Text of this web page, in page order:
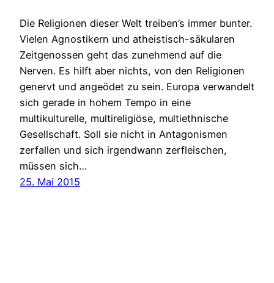
Die Religionen dieser Welt treiben’s immer bunter.
Vielen Agnostikern und atheistisch-säkularen
Zeitgenossen geht das zunehmend auf die
Nerven. Es hilft aber nichts, von den Religionen
genervt und angeödet zu sein. Europa verwandelt
sich gerade in hohem Tempo in eine
multikulturelle, multireligiöse, multiethnische
Gesellschaft. Soll sie nicht in Antagonismen
zerfallen und sich irgendwann zerfleischen,
müssen sich…
25. Mai 2015